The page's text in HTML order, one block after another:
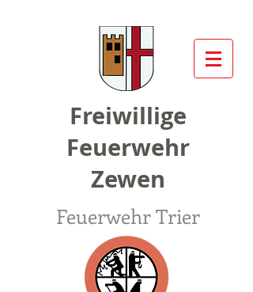
Freiwillige
Feuerwehr
Zewen
Feuerwehr Trier